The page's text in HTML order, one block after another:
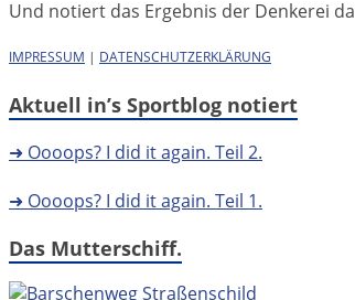
Und notiert das Ergebnis der Denkerei
IMPRESSUM | DATENSCHUTZERKLÄRUNG
Aktuell in’s Sportblog notiert
➜ Oooops? I did it again. Teil 2.
➜ Oooops? I did it again. Teil 1.
Das Mutterschiff.